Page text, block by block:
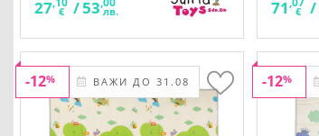
27 € /53 лв. 71 € /
ВАЖИ ДО 31.08
-12% -12%